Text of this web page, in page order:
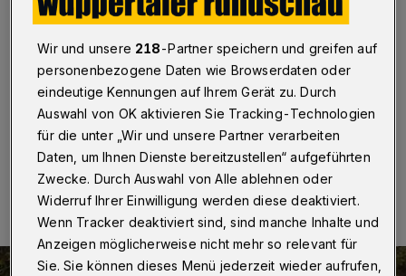
Wuppertal·Der Grüne Zoo Wuppertal trauert um
musste sie am 17. Mai im hohen Alter von fast 18
Jahren wegen einer zunehmenden motorischen
Störung eingeschläfert werden.
25.05.2021 , 21:47 Uhr Eine Minute Lesezeit
Wir und unsere 218-Partner speichern und greifen auf
personenbezogene Daten wie Browserdaten oder
eindeutige Kennungen auf Ihrem Gerät zu. Durch
Auswahl von OK aktivieren Sie Tracking-Technologien
für die unter „Wir und unsere Partner verarbeiten
Daten, um Ihnen Dienste bereitzustellen“ aufgeführten
Zwecke. Durch Auswahl von Alle ablehnen oder
Widerruf Ihrer Einwilligung werden diese deaktiviert.
Wenn Tracker deaktiviert sind, sind manche Inhalte und
Anzeigen möglicherweise nicht mehr so relevant für
Sie. Sie können dieses Menü jederzeit wieder aufrufen,